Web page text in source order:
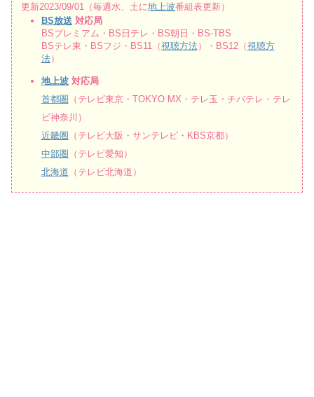
更新2023/09/01（毎週水、土に地上波番組表更新）
BS放送 対応局
BSプレミアム・BS日テレ・BS朝日・BS-TBS
BSテレ東・BSフジ・BS11（視聴方法）・BS12（視聴方
法）
地上波対応局
首都圏 （テレビ東京・TOKYO MX・テレ玉・チバテレ・テレ
ビ神奈川）
近畿圏 （テレビ大阪・サンテレビ・KBS京都）
中部圏 （テレビ愛知）
北海道 （テレビ北海道）